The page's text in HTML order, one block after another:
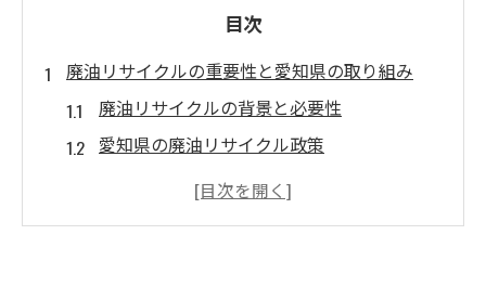
目次
廃油リサイクルの重要性と愛知県の取り組み
廃油リサイクルの背景と必要性
愛知県の廃油リサイクル政策
地域社会の協力による効果